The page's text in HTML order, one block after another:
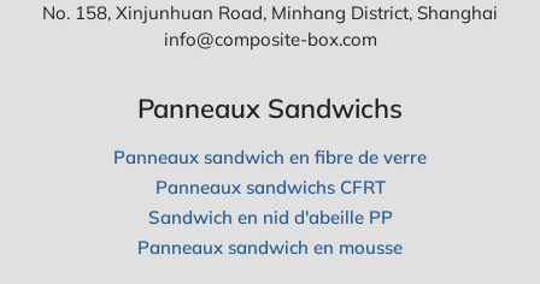
No. 158, Xinjunhuan Road, Minhang District, Shanghai
info@composite-box.com
Panneaux Sandwichs
Panneaux sandwich en fibre de verre
Panneaux sandwichs CFRT
Sandwich en nid d'abeille PP
Panneaux sandwich en mousse